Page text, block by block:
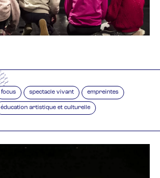
focus spectacle vivant empreintes
éducation artistique et culturelle